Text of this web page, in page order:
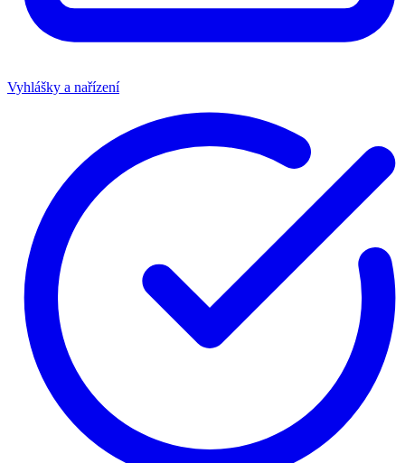
Vyhlášky a nařízení